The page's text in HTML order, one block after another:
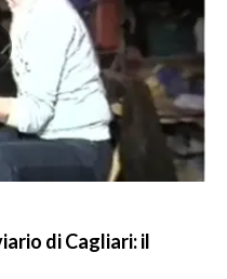
di Cagliari: il